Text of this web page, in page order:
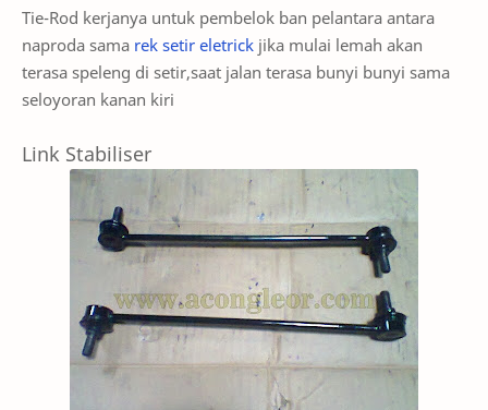
Tie-Rod kerjanya untuk pembelok ban pelantara antara
naproda sama rek setir eletrick jika mulai lemah akan
terasa speleng di setir,saat jalan terasa bunyi bunyi sama
seloyoran kanan kiri
Link Stabiliser